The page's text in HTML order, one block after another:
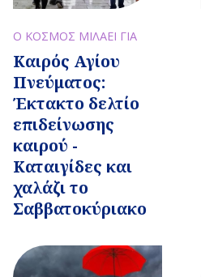
Ο ΚΟΣΜΟΣ ΜΙΛΑΕΙ ΓΙΑ
Καιρός Αγίου
Πνεύματος:
Έκτακτο δελτίο
επιδείνωσης
καιρού -
Καταιγίδες και
χαλάζι το
Σαββατοκύριακο